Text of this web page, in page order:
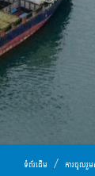
ទំព័រដើម ការចូលរួម